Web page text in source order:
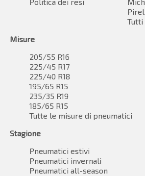
Politica dei resi
Misure
205/55 R16
225/45 R17
225/40 R18
195/65 R15
235/35 R19
185/65 R15
Tutte le misure di pneumatici
Stagione
Pneumatici estivi
Pneumatici invernali
Pneumatici all-season